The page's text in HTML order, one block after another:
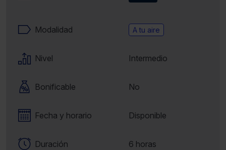
Modalidad A tu aire
Nivel Intermedio
Bonificable No
Fecha y horario Disponible
Duración 6 horas